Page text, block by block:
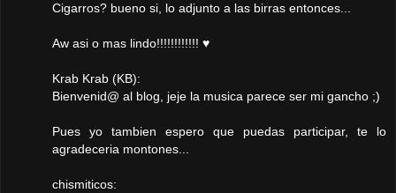
Cigarros? bueno si, lo adjunto a las birras entonces...
Aw asi o mas lindo!!!!!!!!!!!! ♥
Krab Krab (KB):
Bienvenid@ al blog, jeje la musica parece ser mi gancho ;)
Pues yo tambien espero que puedas participar, te lo
agradeceria montones...
chismiticos: